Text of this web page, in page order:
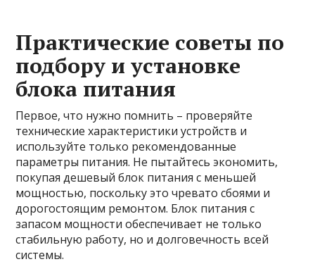
Практические советы по
подбору и установке
блока питания
Первое, что нужно помнить – проверяйте
технические характеристики устройств и
используйте только рекомендованные
параметры питания. Не пытайтесь экономить,
покупая дешевый блок питания с меньшей
мощностью, поскольку это чревато сбоями и
дорогостоящим ремонтом. Блок питания с
запасом мощности обеспечивает не только
стабильную работу, но и долговечность всей
системы.